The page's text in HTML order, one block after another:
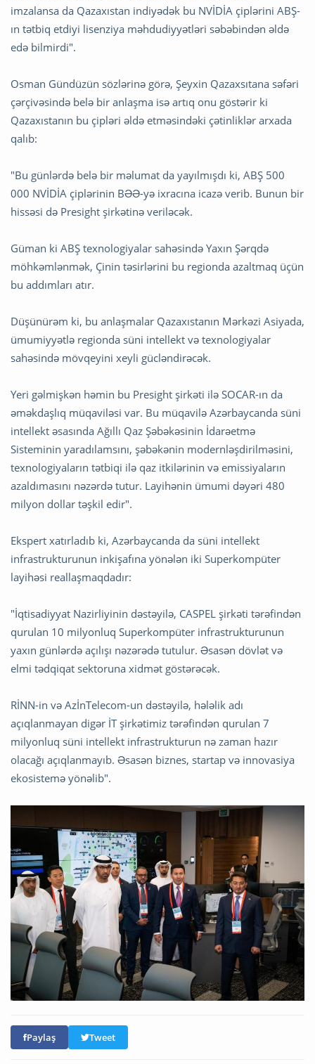
imzalansa da Qazaxıstan indiyədək bu NVİDİA çiplərini ABŞ-
ın tətbiq etdiyi lisenziya məhdudiyyətləri səbəbindən əldə
edə bilmirdi".
Osman Gündüzün sözlərinə görə, Şeyxin Qazaxsıtana səfəri
çərçivəsində belə bir anlaşma isə artıq onu göstərir ki
Qazaxıstanın bu çipləri əldə etməsindəki çətinliklər arxada
qalıb:
"Bu günlərdə belə bir məlumat da yayılmışdı ki, ABŞ 500
000 NVİDİA çiplərinin BƏƏ-yə ixracına icazə verib. Bunun bir
hissəsi də Presight şirkətinə veriləcək.
Güman ki ABŞ texnologiyalar sahəsində Yaxın Şərqdə
möhkəmlənmək, Çinin təsirlərini bu regionda azaltmaq üçün
bu addımları atır.
Düşünürəm ki, bu anlaşmalar Qazaxıstanın Mərkəzi Asiyada,
ümumiyyətlə regionda süni intellekt və texnologiyalar
sahəsində mövqeyini xeyli gücləndirəcək.
Yeri gəlmişkən həmin bu Presight şirkəti ilə SOCAR-ın da
əməkdaşlıq müqaviləsi var. Bu müqavilə Azərbaycanda süni
intellekt əsasında Ağıllı Qaz Şəbəkəsinin İdarəetmə
Sisteminin yaradılamsını, şəbəkənin modernləşdirilməsini,
texnologiyaların tətbiqi ilə qaz itkilərinin və emissiyaların
azaldımasını nəzərdə tutur. Layihənin ümumi dəyəri 480
milyon dollar təşkil edir".
Ekspert xatırladıb ki, Azərbaycanda da süni intellekt
infrastrukturunun inkişafına yönələn iki Superkompüter
layihəsi reallaşmaqdadır:
"İqtisadiyyat Nazirliyinin dəstəyilə, CASPEL şirkəti tərəfindən
qurulan 10 milyonluq Superkompüter infrastrukturunun
yaxın günlərdə açılışı nəzərədə tutulur. Əsasən dövlət və
elmi tədqiqat sektoruna xidmət göstərəcək.
RİNN-in və AzİnTelecom-un dəstəyilə, hələlik adı
açıqlanmayan digər İT şirkətimiz tərəfindən qurulan 7
milyonluq süni intellekt infrastrukturun nə zaman hazır
olacağı açıqlanmayıb. Əsasən biznes, startap və innovasiya
ekosistemə yönəlib".
Paylaş Tweet